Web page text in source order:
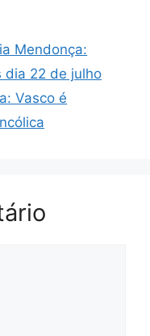
Mendonça:
dia 22 de julho
Vasco é